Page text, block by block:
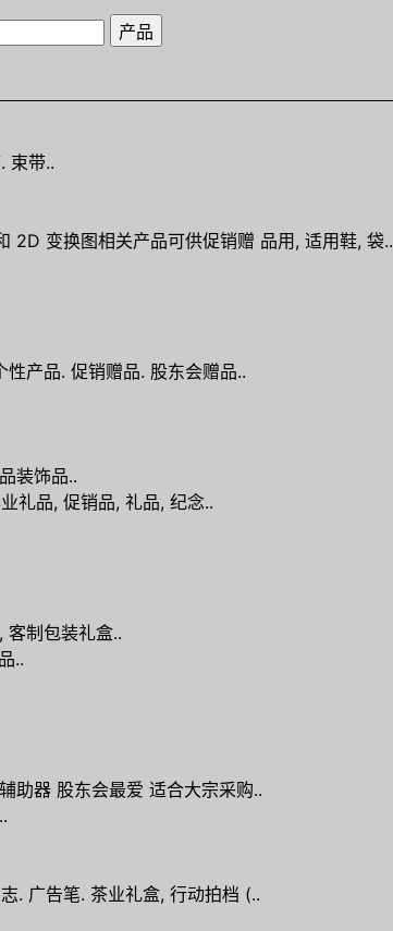
束带..
2D 变换图相关产品可供促销赠 品用, 适用鞋, 袋..
性产品. 促销赠品. 股东会赠品..
装饰品..
礼品, 促销品, 礼品, 纪念..
客制包装礼盒..
..
助器 股东会最爱 适合大宗采购..
. 广告笔. 茶业礼盒, 行动拍档 (..